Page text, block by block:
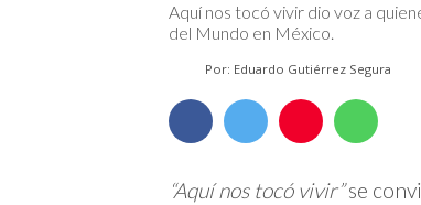
Aquí nos tocó vivir dio voz a
del Mundo en México.
Por: Eduardo Gutiérrez Segura
“Aquí nos tocó vivir”se